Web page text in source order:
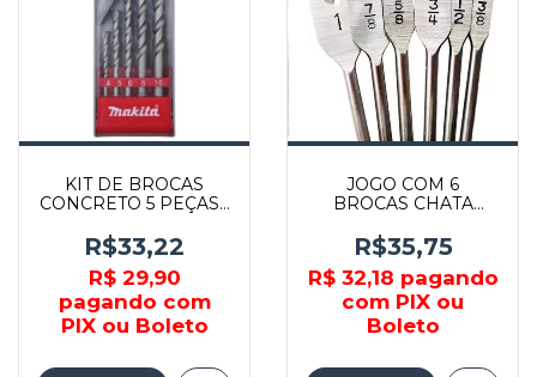
KIT DE BROCAS
CONCRETO 5 PEÇAS -
R$33,22
R$ 29,90
pagando com
PIX ou Boleto
JOGO COM 6
BROCAS CHATA
5962 - LOTUS
R$35,75
R$ 32,18 pagando
com PIX ou
Boleto